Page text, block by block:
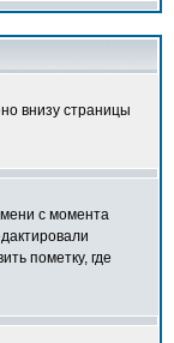
внизу страницы
с момента
пометку, где